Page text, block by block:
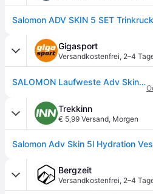
Gigasport
Versandkostenfrei, 2–4
SALOMON Laufweste Adv Skin 5 Set schwarz | XL
Trekkinn
€ 5,99 Versand, Morgen
Salomon Adv Skin 5l Hydration
Bergzeit
Versandkostenfrei, 2–4